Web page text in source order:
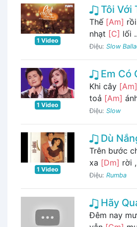
1 Video
Tôi Với
Thế [Am]
nhạt [C] lối
Điệu: Slow
1 Video
Em Có
Khi cây [Am]
toả [Am]
Điệu: Slow
1 Video
Dù
Trên bước
xa [Dm] rời
Điệu: Rumba
Hãy
Đêm nay